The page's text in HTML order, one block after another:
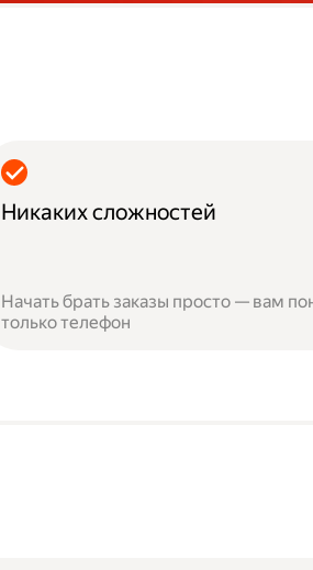
Никаких сложностей
Начать брать заказы просто — вам
только телефон